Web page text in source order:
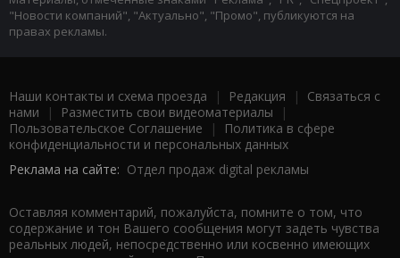
"Новости компаний", "Актуально", "Промо", публикуются на
правах рекламы.
Наши контакты и схема проезда | Редакция | Связаться с
нами | Разместить свои видеоматериалы |
Пользовательское Соглашение |
Политика в сфере
конфиденциальности и персональных данных
Реклама на сайте: Отдел продаж digital рекламы
Оставляя комментарий, пожалуйста, помните о том, что
содержание и тон Вашего сообщения могут задеть чувства
реальных людей, непосредственно или косвенно имеющих